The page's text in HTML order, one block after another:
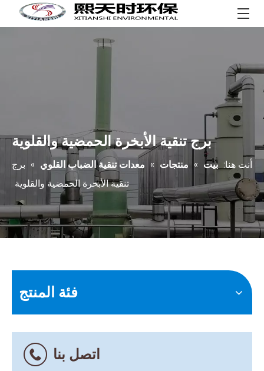
برج تنقية الأبخرة الحمضية والقلوية
أنت هنا: بيت » منتجات » معدات تنقية الضباب القلوي » برج
تنقية الأبخرة الحمضية والقلوية
فئة المنتج
اتصل بنا